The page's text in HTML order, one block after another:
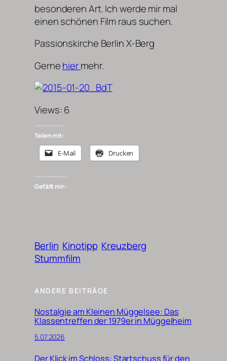
besonderen Art. Ich werde mir mal
einen schönen Film raus suchen.
Passionskirche Berlin X-Berg
Gernehiermehr.
Views: 6
Teilen mit:
E-Mail Drucken
Gefällt mir:
Berlin Kinotipp Kreuzberg
Stummfilm
ANDERE BEITRÄGE
Nostalgie am Kleinen Müggelsee: Das
Klassentreffen der 1979er in Müggelheim
5.07.2026
Der Klick im Schloss: Startschuss für den